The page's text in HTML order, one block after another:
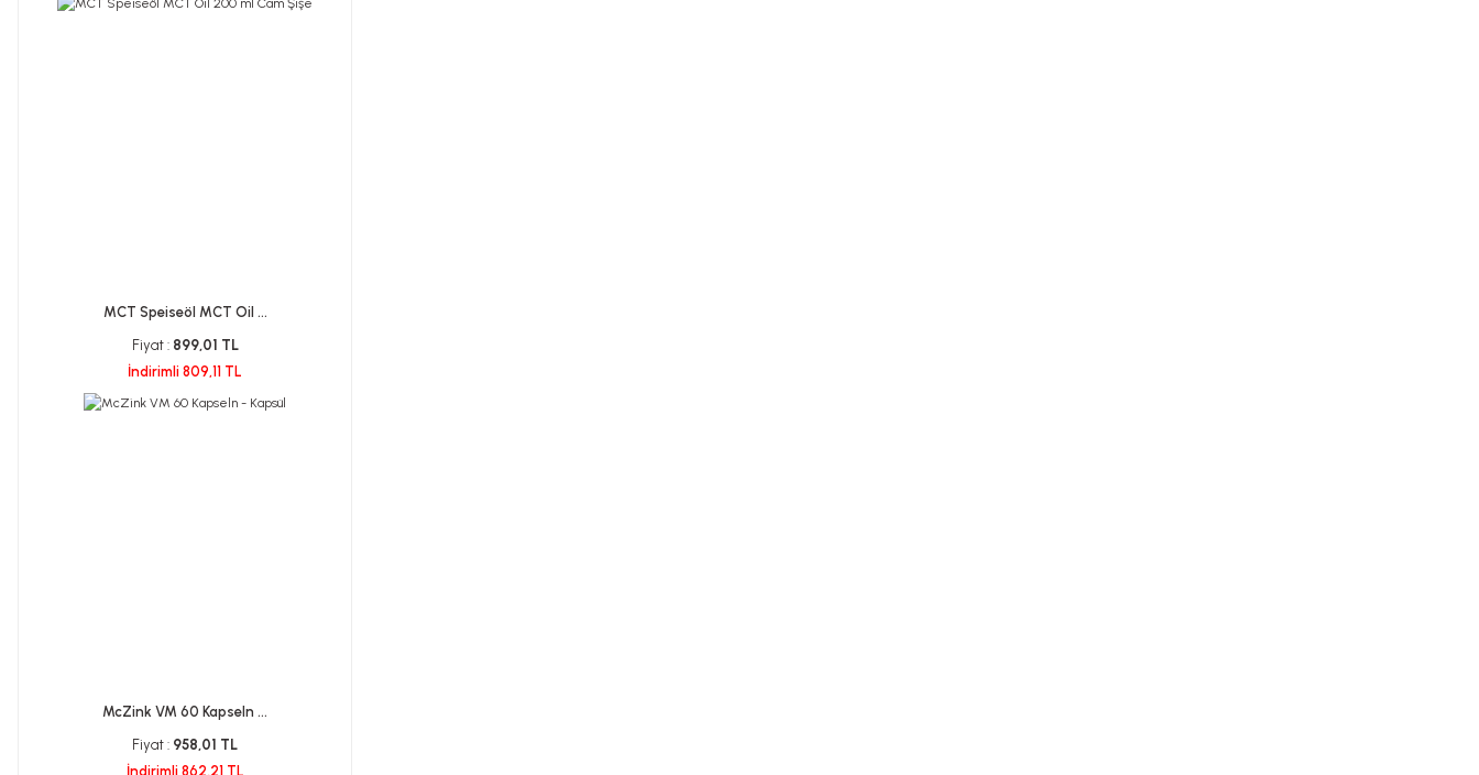
MCT Speiseöl MCT Oil ...
Fiyat : 899,01 TL
İndirimli 809,11 TL
McZink VM 60 Kapseln ...
Fiyat : 958,01 TL
İndirimli 862,21 TL